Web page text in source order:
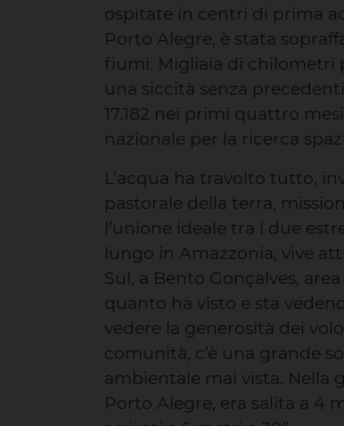
ospitate in centri di prima
Porto Alegre, è stata
fiumi. Migliaia di chilometri
una siccità senza
17.182 nei primi quattro
nazionale per la ricerca
L’acqua ha travolto tutto,
pastorale della terra,
l’unione ideale tra i due
lungo in Amazzonia, vive
Sul, a Bento Gonçalves,
quanto ha visto e sta
vedere la generosità dei
comunità, c’è una grande
ambientale mai vista. Nella
Porto Alegre, era salita a 4